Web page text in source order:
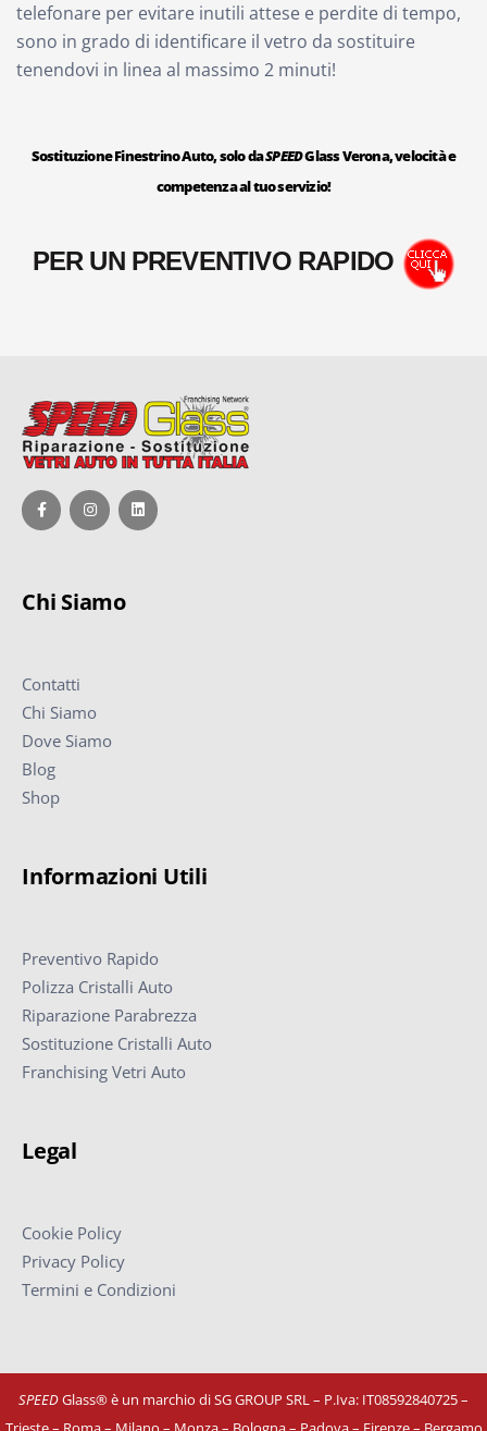
telefonare per evitare inutili attese e perdite di tempo,
sono in grado di identificare il vetro da sostituire
tenendovi in linea al massimo 2 minuti!
Sostituzione Finestrino Auto, solo daSPEEDGlass Verona, velocità e
competenza al tuo servizio!
PER UN PREVENTIVO RAPIDO
Chi Siamo
Contatti
Chi Siamo
Dove Siamo
Blog
Shop
Informazioni Utili
Preventivo Rapido
Polizza Cristalli Auto
Riparazione Parabrezza
Sostituzione Cristalli Auto
Franchising Vetri Auto
Legal
Cookie Policy
Privacy Policy
Termini e Condizioni
SPEEDGlass® è un marchio di SG GROUP SRL – P.Iva: IT08592840725–